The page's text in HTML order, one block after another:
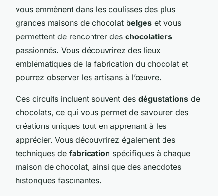
vous emmènent dans les coulisses des plus
grandes maisons de chocolat belges et vous
permettent de rencontrer des chocolatiers
passionnés. Vous découvrirez des lieux
emblématiques de la fabrication du chocolat et
pourrez observer les artisans à l’œuvre.
Ces circuits incluent souvent des dégustations de
chocolats, ce qui vous permet de savourer des
créations uniques tout en apprenant à les
apprécier. Vous découvrirez également des
techniques de fabrication spécifiques à chaque
maison de chocolat, ainsi que des anecdotes
historiques fascinantes.